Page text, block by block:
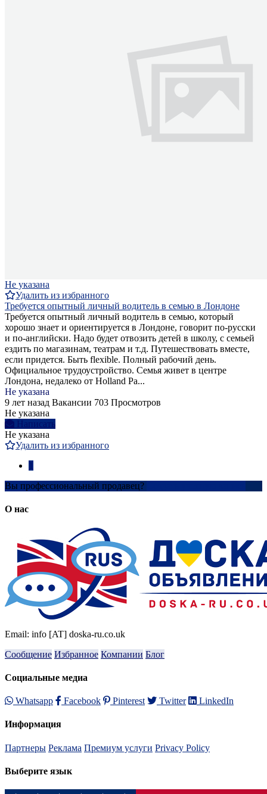
Не указана
Удалить из избранного
Требуется опытный личный водитель в семью в Лондоне
Требуется опытный личный водитель в семью, который
хорошо знает и ориентируется в Лондоне, говорит по-русски
и по-английски. Надо будет отвозить детей в школу, c семьей
ездить по магазинам, театрам и т.д. Путешествовать вместе,
если придется. Быть flexible. Полный рабочий день.
Официальное трудоустройство. Семья живет в центре
Лондона, недалеко от Holland Pa...
Не указана
9 лет назад Вакансии 703 Просмотров
Не указана
Написать
Не указана
Удалить из избранного
Вы профессиональный продавец?
О нас
Email: info [AT] doska-ru.co.uk
Сообщение Избранное Компании Блог
Социальные медиа
Whatsapp Facebook Pinterest Twitter LinkedIn
Информация
Партнеры Реклама Премиум услуги Privacy Policy
Выберите язык